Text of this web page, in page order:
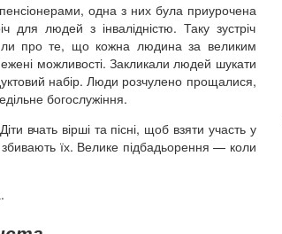
одна з них була приурочена
людей з інвалідністю. Таку зустріч
про те, що кожна людина за великим
можливості. Закликали людей шукати
набір. Люди розчулено прощалися,
богослужіння.
вчать вірші та пісні, щоб взяти участь у
їх. Велике підбадьорення — коли